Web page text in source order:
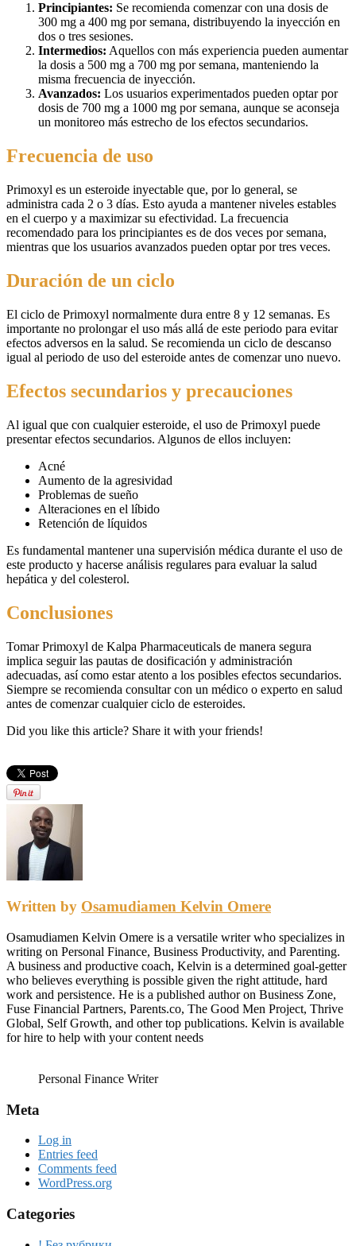
Principiantes: Se recomienda comenzar con una dosis de
300 mg a 400 mg por semana, distribuyendo la inyección en
dos o tres sesiones.
Intermedios: Aquellos con más experiencia pueden aumentar
la dosis a 500 mg a 700 mg por semana, manteniendo la
misma frecuencia de inyección.
Avanzados: Los usuarios experimentados pueden optar por
dosis de 700 mg a 1000 mg por semana, aunque se aconseja
un monitoreo más estrecho de los efectos secundarios.
Frecuencia de uso
Primoxyl es un esteroide inyectable que, por lo general, se
administra cada 2 o 3 días. Esto ayuda a mantener niveles estables
en el cuerpo y a maximizar su efectividad. La frecuencia
recomendado para los principiantes es de dos veces por semana,
mientras que los usuarios avanzados pueden optar por tres veces.
Duración de un ciclo
El ciclo de Primoxyl normalmente dura entre 8 y 12 semanas. Es
importante no prolongar el uso más allá de este periodo para evitar
efectos adversos en la salud. Se recomienda un ciclo de descanso
igual al periodo de uso del esteroide antes de comenzar uno nuevo.
Efectos secundarios y precauciones
Al igual que con cualquier esteroide, el uso de Primoxyl puede
presentar efectos secundarios. Algunos de ellos incluyen:
Acné
Aumento de la agresividad
Problemas de sueño
Alteraciones en el líbido
Retención de líquidos
Es fundamental mantener una supervisión médica durante el uso de
este producto y hacerse análisis regulares para evaluar la salud
hepática y del colesterol.
Conclusiones
Tomar Primoxyl de Kalpa Pharmaceuticals de manera segura
implica seguir las pautas de dosificación y administración
adecuadas, así como estar atento a los posibles efectos secundarios.
Siempre se recomienda consultar con un médico o experto en salud
antes de comenzar cualquier ciclo de esteroides.
Did you like this article? Share it with your friends!
Written by Osamudiamen Kelvin Omere
Osamudiamen Kelvin Omere is a versatile writer who specializes in
writing on Personal Finance, Business Productivity, and Parenting.
A business and productive coach, Kelvin is a determined goal-getter
who believes everything is possible given the right attitude, hard
work and persistence. He is a published author on Business Zone,
Fuse Financial Partners, Parents.co, The Good Men Project, Thrive
Global, Self Growth, and other top publications. Kelvin is available
for hire to help with your content needs
Personal Finance Writer
Meta
Log in
Entries feed
Comments feed
WordPress.org
Categories